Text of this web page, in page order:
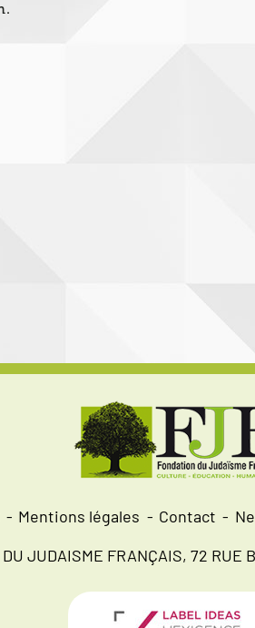
Mentions légales Contact
DU JUDAISME FRANÇAIS, 72 RUE